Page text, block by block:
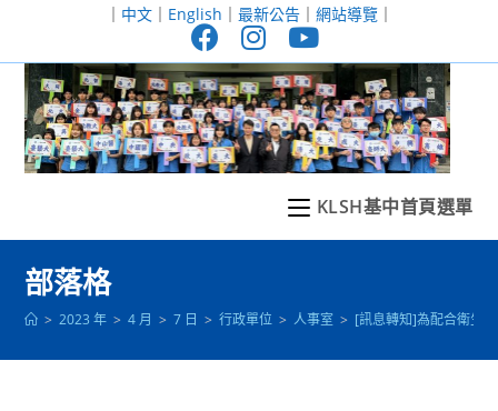
至
｜ 中文｜ English ｜ 最新公告｜ 網站導覽｜
KLSH基中首頁選單
部落格
> 2023 年 > 4 月 > 7 日 > 行政單位 > 人事室 > [訊息轉知]為配合衛生